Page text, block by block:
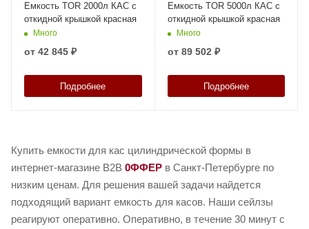
Емкость TOR 2000л КАС с
откидной крышкой красная
Много
от 42 845 ₽
Подробнее
Емкость TOR 5000л КАС с
откидной крышкой красная
Много
от 89 502 ₽
Подробнее
Купить емкости для кас цилиндрической формы в
интернет-магазине B2B 0ФФЕР в Санкт-Петербурге по
низким ценам. Для решения вашей задачи найдется
подходящий вариант емкость для касов. Наши сейлзы
реагируют оперативно. Оперативно, в течение 30 минут с